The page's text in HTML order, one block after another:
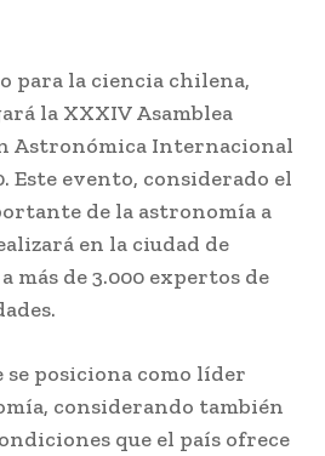
para la ciencia chilena,
la XXXIV Asamblea
Astronómica Internacional
Este evento, considerado el
de la astronomía a
en la ciudad de
más de 3.000 expertos de
se posiciona como líder
considerando también
que el país ofrece